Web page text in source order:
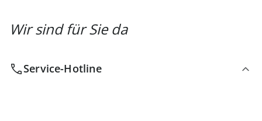
Wir sind für Sie da
Service-Hotline